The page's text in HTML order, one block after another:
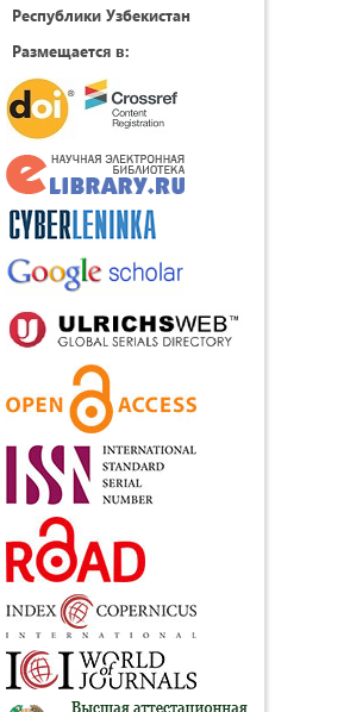
Республики Узбекистан
Размещается в: